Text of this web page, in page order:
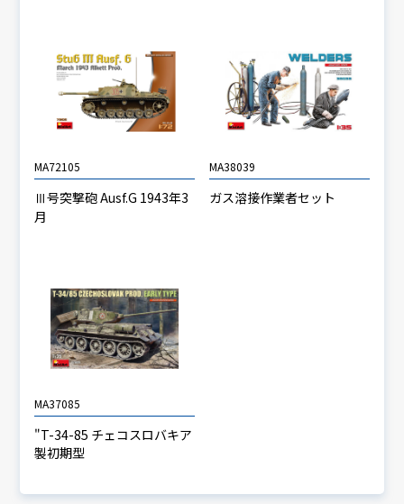
MA72105
Ⅲ号突撃砲 Ausf.G 1943年3
月
MA38039
ガス溶接作業者セット
MA37085
"T-34-85 チェコスロバキア
製初期型